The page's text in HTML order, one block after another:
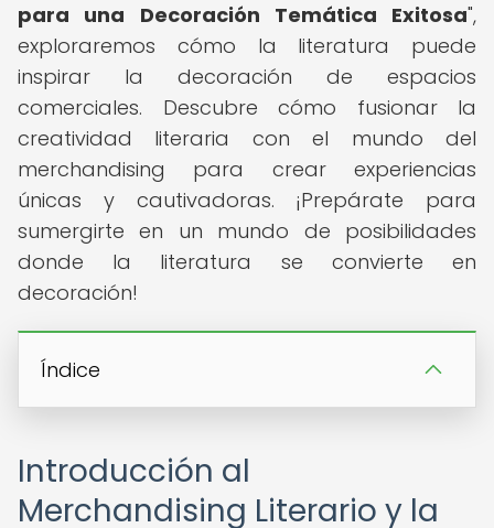
para una Decoración Temática Exitosa",
exploraremos cómo la literatura puede
inspirar la decoración de espacios
comerciales. Descubre cómo fusionar la
creatividad literaria con el mundo del
merchandising para crear experiencias
únicas y cautivadoras. ¡Prepárate para
sumergirte en un mundo de posibilidades
donde la literatura se convierte en
decoración!
Índice
Introducción al
Merchandising Literario y la